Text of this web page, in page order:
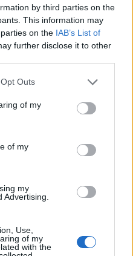
by third parties on the
This information may
on the IAB’s List of
further disclose it to other
Outs
of my
of my
my
Advertising.
Use,
of my
with the
ΛΙΓΑ ΣΥΝΝΕΦΑ